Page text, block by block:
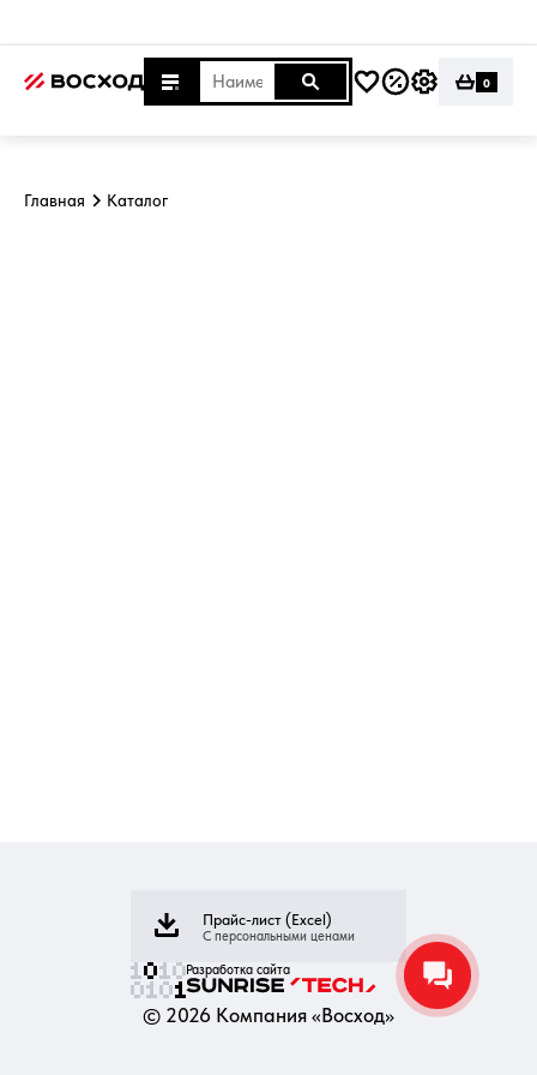
0
Главная Каталог
Прайс-лист (Excel)
С персональными ценами
Разработка сайта
© 2026 Компания «Восход»